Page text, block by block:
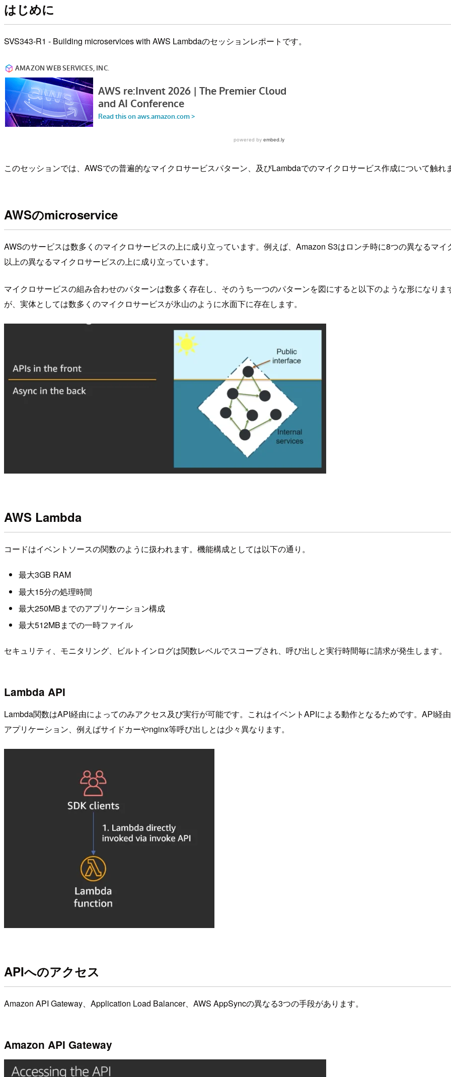
はじめに
SVS343-R1 - Building microservices with AWS Lambdaのセッションレポートです。
このセッションでは、AWSでの普遍的なマイクロサービスパターン、及びLambdaでのマイクロサービス作成について触れ
AWSのmicroservice
AWSのサービスは数多くのマイクロサービスの上に成り立っています。例えば、Amazon S3はロンチ時に8つの異なるマ
以上の異なるマイクロサービスの上に成り立っています。
マイクロサービスの組み合わせのパターンは数多く存在し、そのうち一つのパターンを図にすると以下のような形になり
が、実体としては数多くのマイクロサービスが氷山のように水面下に存在します。
AWS Lambda
コードはイベントソースの関数のように扱われます。機能構成としては以下の通り。
最大3GB RAM
最大15分の処理時間
最大250MBまでのアプリケーション構成
最大512MBまでの一時ファイル
セキュリティ、モニタリング、ビルトインログは関数レベルでスコープされ、呼び出しと実行時間毎に請求が発生します。
Lambda API
Lambda関数はAPI経由によってのみアクセス及び実行が可能です。これはイベントAPIによる動作となるためです。API経
アプリケーション、例えばサイドカーやnginx等呼び出しとは少々異なります。
APIへのアクセス
Amazon API Gateway、Application Load Balancer、AWS AppSyncの異なる3つの手段があります。
Amazon API Gateway